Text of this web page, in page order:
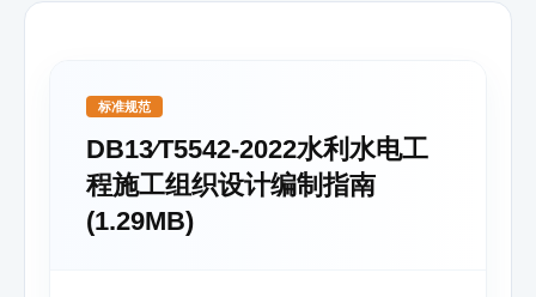
标准规范
DB13∕T5542-2022水利水电工
程施工组织设计编制指南
(1.29MB)